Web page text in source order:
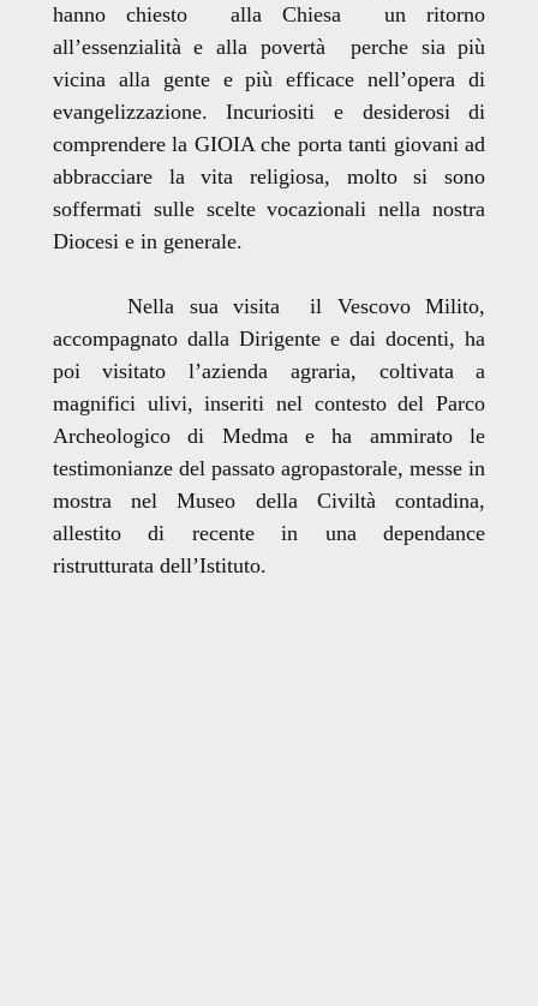
hanno chiesto alla Chiesa un ritorno
all’essenzialità e alla povertà perche sia più
vicina alla gente e più efficace nell’opera di
evangelizzazione. Incuriositi e desiderosi di
comprendere la GIOIA che porta tanti giovani ad
abbracciare la vita religiosa, molto si sono
soffermati sulle scelte vocazionali nella nostra
Diocesi e in generale.
Nella sua visita il Vescovo Milito,
accompagnato dalla Dirigente e dai docenti, ha
poi visitato l’azienda agraria, coltivata a
magnifici ulivi, inseriti nel contesto del Parco
Archeologico di Medma e ha ammirato le
testimonianze del passato agropastorale, messe in
mostra nel Museo della Civiltà contadina,
allestito di recente in una dependance
ristrutturata dell’Istituto.